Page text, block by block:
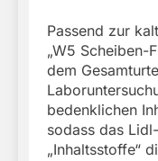
Passend zur
„W5 Scheiben-
dem
bedenklichen
sodass das
„Inhaltsstoffe“